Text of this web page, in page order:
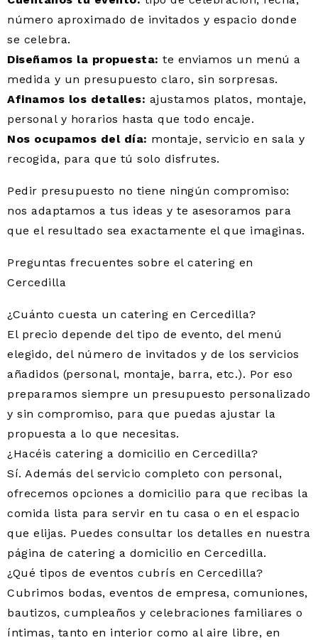
número aproximado de invitados y espacio donde
se celebra.
Diseñamos la propuesta: te enviamos un menú a
medida y un presupuesto claro, sin sorpresas.
Afinamos los detalles: ajustamos platos, montaje,
personal y horarios hasta que todo encaje.
Nos ocupamos del día: montaje, servicio en sala y
recogida, para que tú solo disfrutes.
Pedir presupuesto no tiene ningún compromiso:
nos adaptamos a tus ideas y te asesoramos para
que el resultado sea exactamente el que imaginas.
Preguntas frecuentes sobre el catering en
Cercedilla
¿Cuánto cuesta un catering en Cercedilla?
El precio depende del tipo de evento, del menú
elegido, del número de invitados y de los servicios
añadidos (personal, montaje, barra, etc.). Por eso
preparamos siempre un presupuesto personalizado
y sin compromiso, para que puedas ajustar la
propuesta a lo que necesitas.
¿Hacéis catering a domicilio en Cercedilla?
Sí. Además del servicio completo con personal,
ofrecemos opciones a domicilio para que recibas la
comida lista para servir en tu casa o en el espacio
que elijas. Puedes consultar los detalles en nuestra
página de catering a domicilio en Cercedilla.
¿Qué tipos de eventos cubrís en Cercedilla?
Cubrimos bodas, eventos de empresa, comuniones,
bautizos, cumpleaños y celebraciones familiares o
íntimas, tanto en interior como al aire libre, en